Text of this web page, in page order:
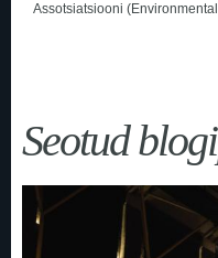
Assotsiatsiooni
Seotud